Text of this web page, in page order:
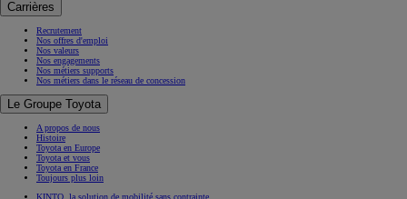
Carrières
Recrutement
Nos offres d'emploi
Nos valeurs
Nos engagements
Nos métiers supports
Nos métiers dans le réseau de concession
Le Groupe Toyota
A propos de nous
Histoire
Toyota en Europe
Toyota et vous
Toyota en France
Toujours plus loin
KINTO, la solution de mobilité sans contrainte